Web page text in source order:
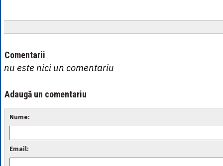
Comentarii
nu este nici un comentariu
Adaugă un comentariu
Nume:
Email: